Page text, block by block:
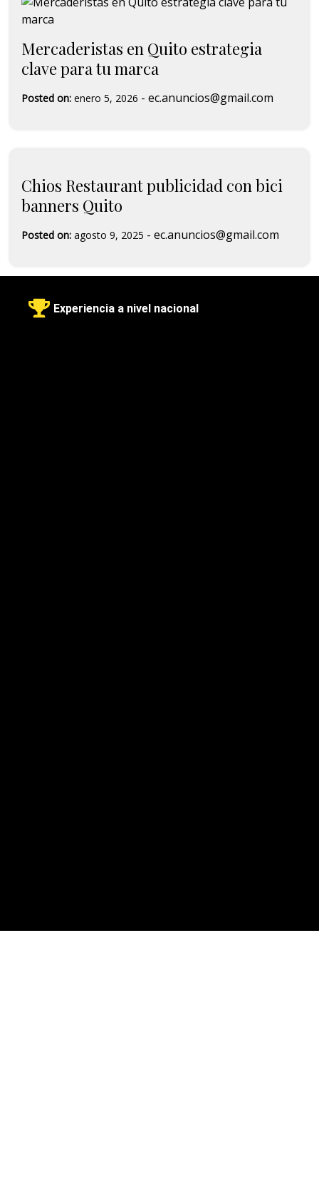
Mercaderistas en Quito estrategia
clave para tu marca
Posted on: enero 5, 2026 - ec.anuncios@gmail.com
Chios Restaurant publicidad con bici
banners Quito
Posted on: agosto 9, 2025 - ec.anuncios@gmail.com
Experiencia a nivel nacional